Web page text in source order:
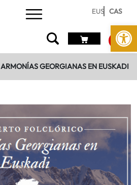
Abrir
EUS CAS
ARMONÍAS GEORGIANAS EN EUSKADI